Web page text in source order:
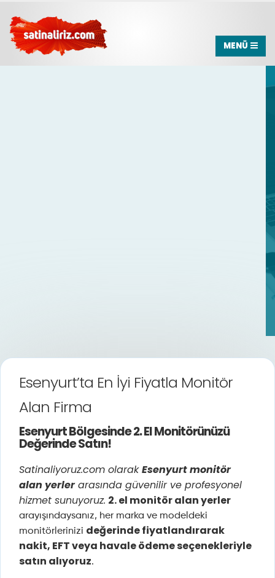
Esenyurt’ta En İyi Fiyatla Monitör
Alan Firma
Esenyurt Bölgesinde 2. El Monitörünüzü
Değerinde Satın!
Satinaliyoruz.com olarakEsenyurt monitör
alan yerlerarasında güvenilir ve profesyonel
hizmet sunuyoruz. 2. el monitör alan yerler
arayışındaysanız, her marka ve modeldeki
monitörlerinizi değerinde fiyatlandırarak
nakit, EFT veya havale ödeme seçenekleriyle
satın alıyoruz.